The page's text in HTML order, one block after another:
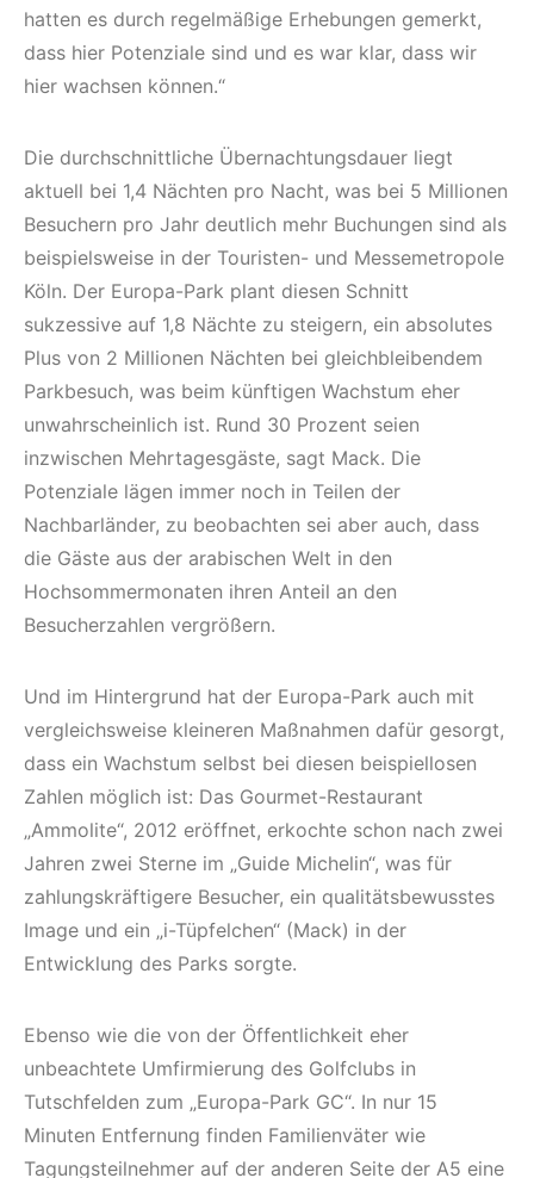
hatten es durch regelmäßige Erhebungen gemerkt,
dass hier Potenziale sind und es war klar, dass wir
hier wachsen können.“
Die durchschnittliche Übernachtungsdauer liegt
aktuell bei 1,4 Nächten pro Nacht, was bei 5 Millionen
Besuchern pro Jahr deutlich mehr Buchungen sind als
beispielsweise in der Touristen- und Messemetropole
Köln. Der Europa-Park plant diesen Schnitt
sukzessive auf 1,8 Nächte zu steigern, ein absolutes
Plus von 2 Millionen Nächten bei gleichbleibendem
Parkbesuch, was beim künftigen Wachstum eher
unwahrscheinlich ist. Rund 30 Prozent seien
inzwischen Mehrtagesgäste, sagt Mack. Die
Potenziale lägen immer noch in Teilen der
Nachbarländer, zu beobachten sei aber auch, dass
die Gäste aus der arabischen Welt in den
Hochsommermonaten ihren Anteil an den
Besucherzahlen vergrößern.
Und im Hintergrund hat der Europa-Park auch mit
vergleichsweise kleineren Maßnahmen dafür gesorgt,
dass ein Wachstum selbst bei diesen beispiellosen
Zahlen möglich ist: Das Gourmet-Restaurant
„Ammolite“, 2012 eröffnet, erkochte schon nach zwei
Jahren zwei Sterne im „Guide Michelin“, was für
zahlungskräftigere Besucher, ein qualitätsbewusstes
Image und ein „i-Tüpfelchen“ (Mack) in der
Entwicklung des Parks sorgte.
Ebenso wie die von der Öffentlichkeit eher
unbeachtete Umfirmierung des Golfclubs in
Tutschfelden zum „Europa-Park GC“. In nur 15
Minuten Entfernung finden Familienväter wie
Tagungsteilnehmer auf der anderen Seite der A5 eine